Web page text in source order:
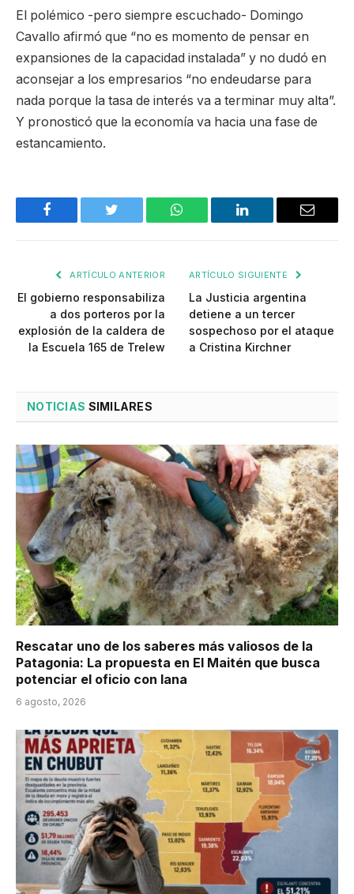
El polémico -pero siempre escuchado- Domingo
Cavallo afirmó que “no es momento de pensar en
expansiones de la capacidad instalada” y no dudó en
aconsejar a los empresarios “no endeudarse para
nada porque la tasa de interés va a terminar muy alta”.
Y pronosticó que la economía va hacia una fase de
estancamiento.
Facebook Twitter WhatsApp LinkedIn Email
ARTÍCULO ANTERIOR
El gobierno responsabiliza
a dos porteros por la
explosión de la caldera de
la Escuela 165 de Trelew
ARTÍCULO SIGUIENTE
La Justicia argentina
detiene a un tercer
sospechoso por el ataque
a Cristina Kirchner
NOTICIAS SIMILARES
Rescatar uno de los saberes más valiosos de la
Patagonia: La propuesta en El Maitén que busca
potenciar el oficio con lana
6 agosto, 2026